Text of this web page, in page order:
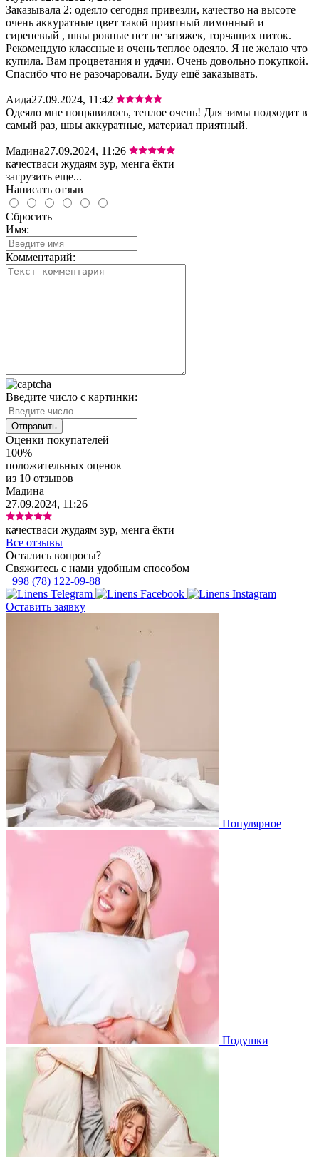
Заказывала 2: одеяло сегодня привезли, качество на высоте
очень аккуратные цвет такой приятный лимонный и
сиреневый , швы ровные нет не затяжек, торчащих ниток.
Рекомендую классные и очень теплое одеяло. Я не желаю что
купила. Вам процветания и удачи. Очень довольно покупкой.
Спасибо что не разочаровали. Буду ещё заказывать.
Аида27.09.2024, 11:42
Одеяло мне понравилось, теплое очень! Для зимы подходит в
самый раз, швы аккуратные, материал приятный.
Мадина27.09.2024, 11:26
качестваси жудаям зур, менга ёкти
загрузить еще...
Написать отзыв
Сбросить
Имя:
Комментарий:
Введите число с картинки:
Оценки покупателей
100%
положительных оценок
из 10 отзывов
Мадина
27.09.2024, 11:26
качестваси жудаям зур, менга ёкти
Все отзывы
Остались вопросы?
Свяжитесь с нами удобным способом
+998 (78) 122-09-88
Оставить заявку
Популярное
Подушки